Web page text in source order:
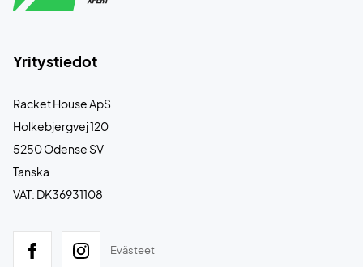
Yritystiedot
Racket House ApS
Holkebjergvej 120
5250 Odense SV
Tanska
VAT: DK36931108
Evästeet